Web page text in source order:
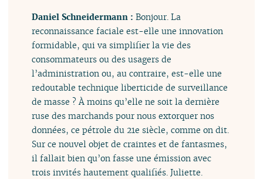
Daniel Schneidermann :Bonjour. La
reconnaissance faciale est-elle une innovation
formidable, qui va simplifier la vie des
consommateurs ou des usagers de
l’administration ou, au contraire, est-elle une
redoutable technique liberticide de surveillance
de masse ? À moins qu’elle ne soit la dernière
ruse des marchands pour nous extorquer nos
données, ce pétrole du 21e siècle, comme on dit.
Sur ce nouvel objet de craintes et de fantasmes,
il fallait bien qu’on fasse une émission avec
trois invités hautement qualifiés. Juliette.